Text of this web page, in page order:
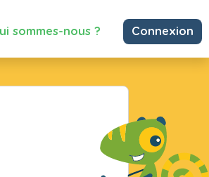
sommes-nous ? Connexion